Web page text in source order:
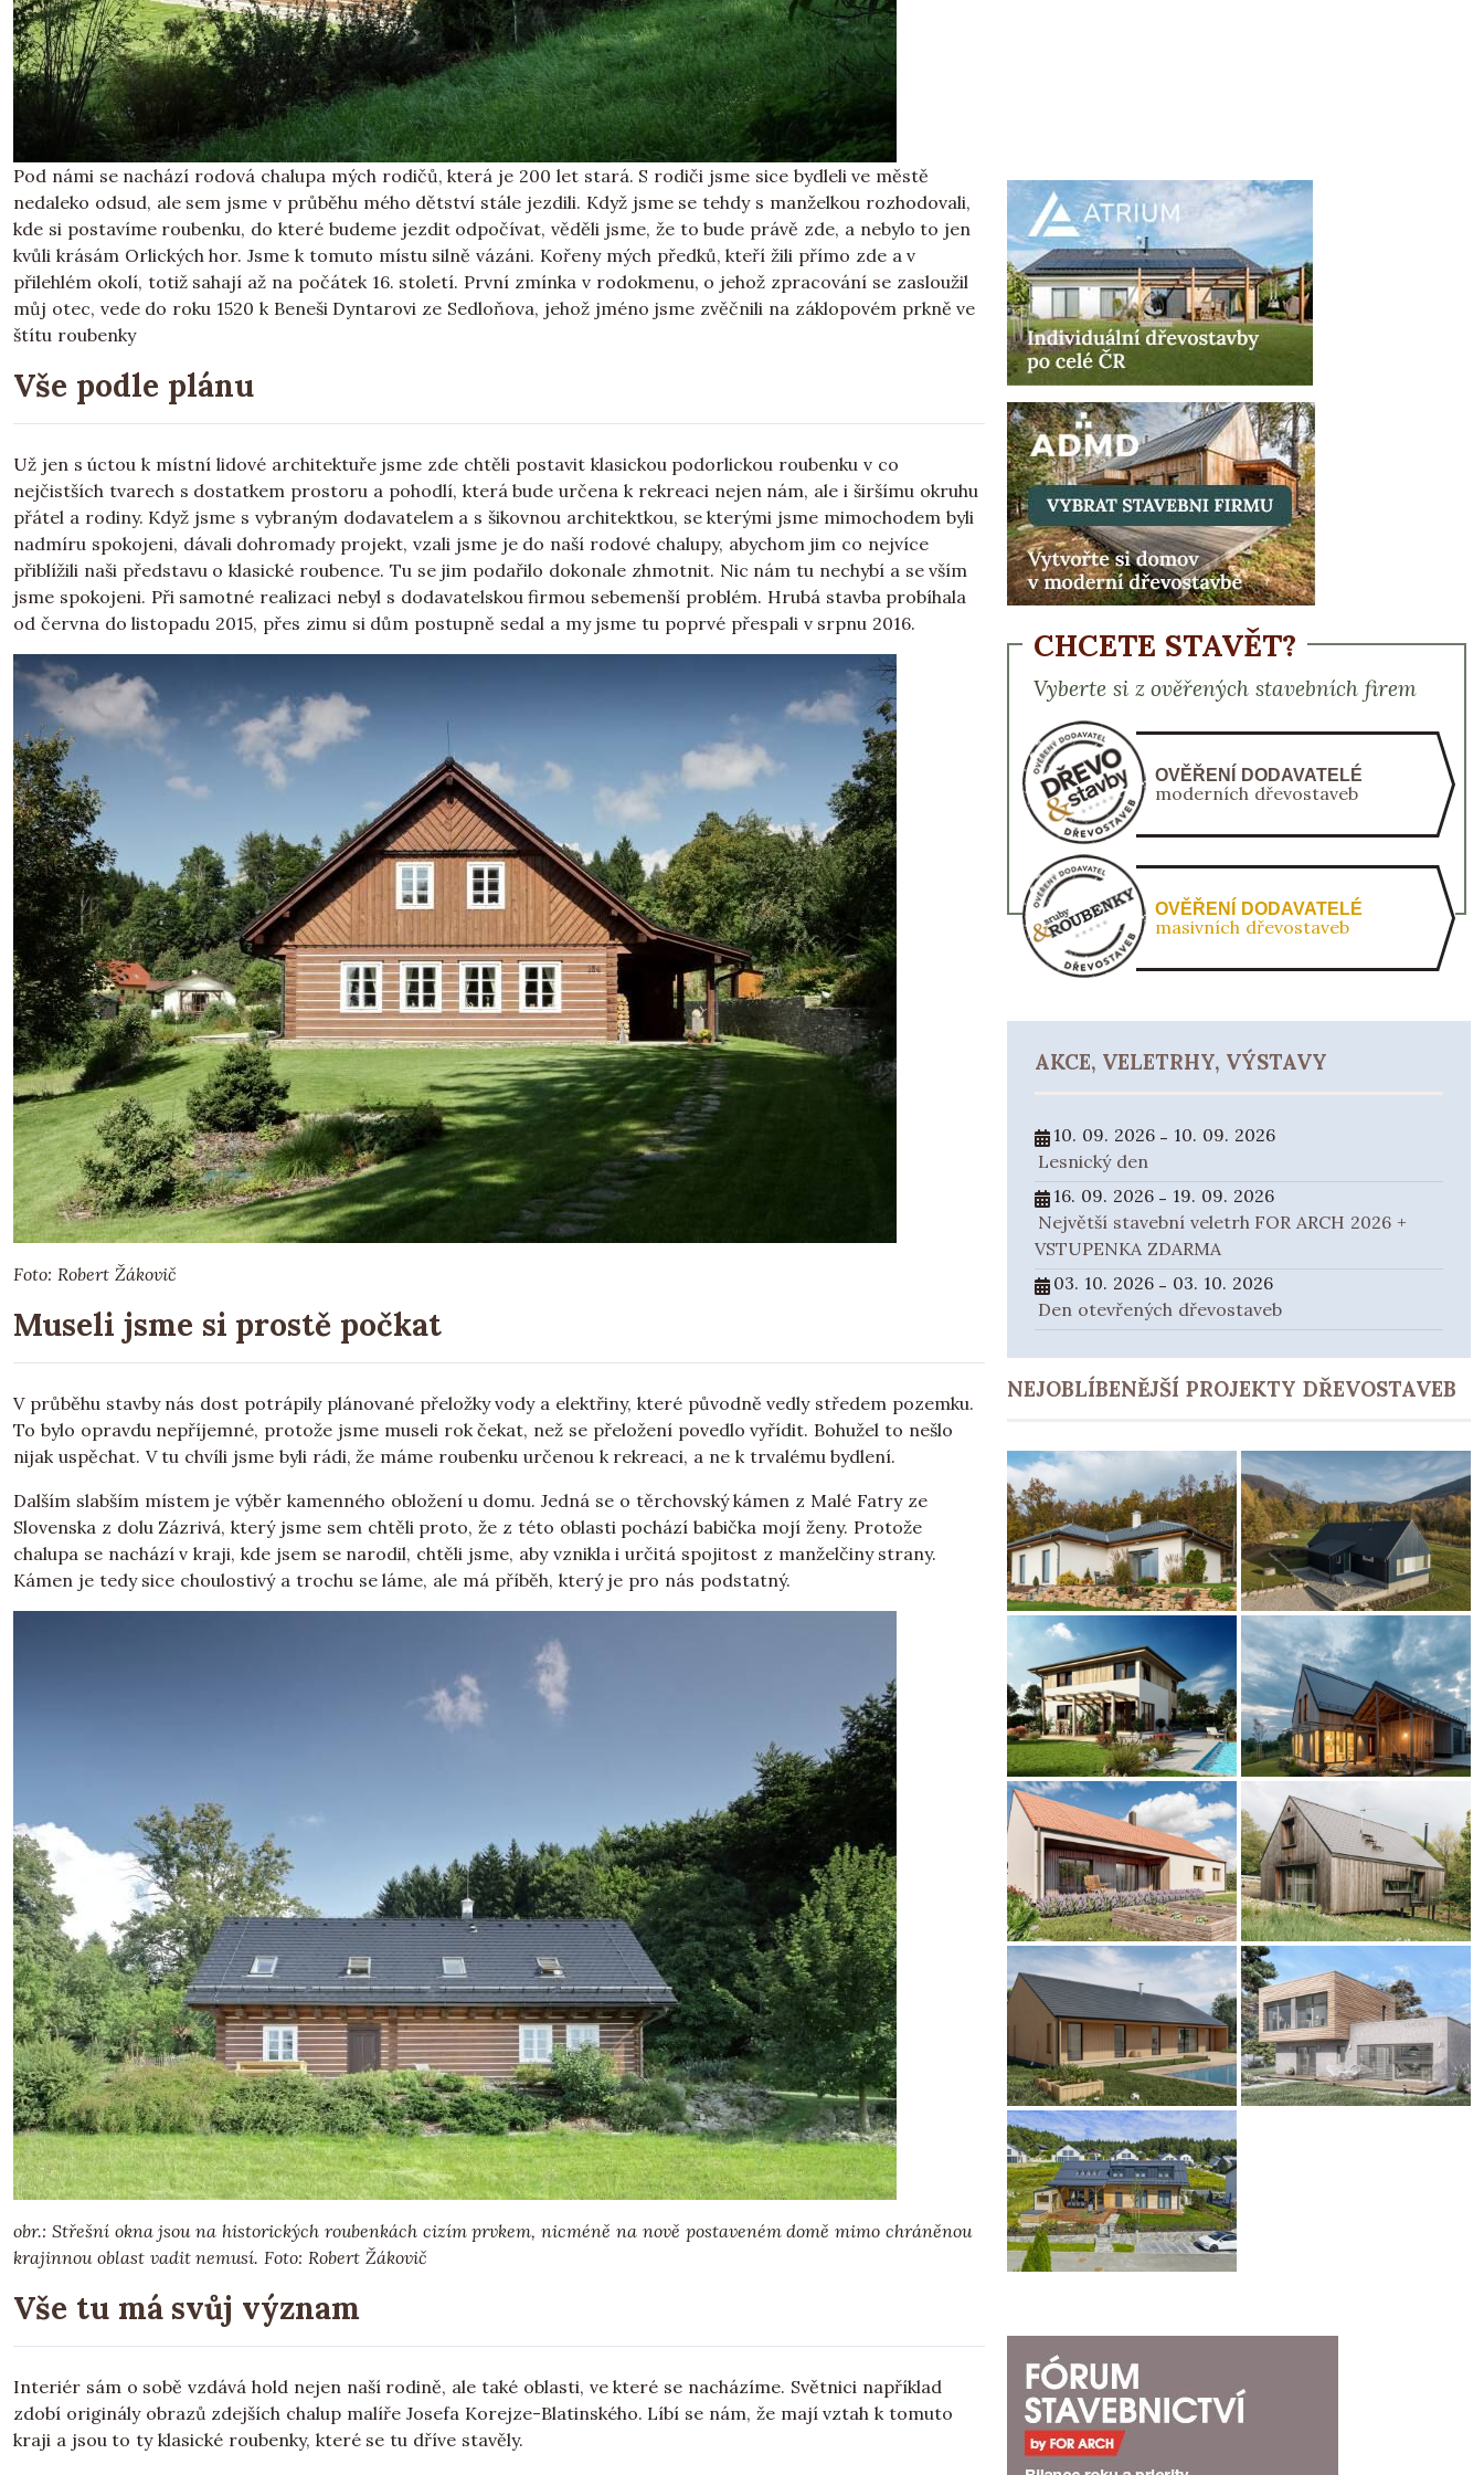
Pod námi se nachází rodová chalupa mých rodičů, která je 200 let stará. S rodiči jsme sice bydleli ve městě
nedaleko odsud, ale sem jsme v průběhu mého dětství stále jezdili. Když jsme se tehdy s manželkou rozhodovali,
kde si postavíme roubenku, do které budeme jezdit odpočívat, věděli jsme, že to bude právě zde, a nebylo to jen
kvůli krásám Orlických hor. Jsme k tomuto místu silně vázáni. Kořeny mých předků, kteří žili přímo zde a v
přilehlém okolí, totiž sahají až na počátek 16. století. První zmínka v rodokmenu, o jehož zpracování se zasloužil
můj otec, vede do roku 1520 k Beneši Dyntarovi ze Sedloňova, jehož jméno jsme zvěčnili na záklopovém prkně ve
štítu roubenky
Vše podle plánu
Už jen s úctou k místní lidové architektuře jsme zde chtěli postavit klasickou podorlickou roubenku v co
nejčistších tvarech s dostatkem prostoru a pohodlí, která bude určena k rekreaci nejen nám, ale i širšímu okruhu
přátel a rodiny. Když jsme s vybraným dodavatelem a s šikovnou architektkou, se kterými jsme mimochodem byli
nadmíru spokojeni, dávali dohromady projekt, vzali jsme je do naší rodové chalupy, abychom jim co nejvíce
přiblížili naši představu o klasické roubence. Tu se jim podařilo dokonale zhmotnit. Nic nám tu nechybí a se vším
jsme spokojeni. Při samotné realizaci nebyl s dodavatelskou firmou sebemenší problém. Hrubá stavba probíhala
od června do listopadu 2015, přes zimu si dům postupně sedal a my jsme tu poprvé přespali v srpnu 2016.
Foto: Robert Žákovič
Museli jsme si prostě počkat
V průběhu stavby nás dost potrápily plánované přeložky vody a elektřiny, které původně vedly středem pozemku.
To bylo opravdu nepříjemné, protože jsme museli rok čekat, než se přeložení povedlo vyřídit. Bohužel to nešlo
nijak uspěchat. V tu chvíli jsme byli rádi, že máme roubenku určenou k rekreaci, a ne k trvalému bydlení.
Dalším slabším místem je výběr kamenného obložení u domu. Jedná se o těrchovský kámen z Malé Fatry ze
Slovenska z dolu Zázrivá, který jsme sem chtěli proto, že z této oblasti pochází babička mojí ženy. Protože
chalupa se nachází v kraji, kde jsem se narodil, chtěli jsme, aby vznikla i určitá spojitost z manželčiny strany.
Kámen je tedy sice choulostivý a trochu se láme, ale má příběh, který je pro nás podstatný.
obr.: Střešní okna jsou na historických roubenkách cizím prvkem, nicméně na nově postaveném domě mimo chráněnou
krajinnou oblast vadit nemusí.Foto: Robert Žákovič
Vše tu má svůj význam
Interiér sám o sobě vzdává hold nejen naší rodině, ale také oblasti, ve které se nacházíme. Světnici například
zdobí originály obrazů zdejších chalup malíře Josefa Korejze-Blatinského. Líbí se nám, že mají vztah k tomuto
kraji a jsou to ty klasické roubenky, které se tu dříve stavěly.
CHCETE STAVĚT?
Vyberte si z ověřených stavebních firem
OVĚŘENÍ DODAVATELÉ
moderních dřevostaveb
OVĚŘENÍ DODAVATELÉ
masivních dřevostaveb
AKCE, VELETRHY, VÝSTAVY
10. 09. 2026- 10. 09. 2026
Lesnický den
16. 09. 2026- 19. 09. 2026
Největší stavební veletrh FOR ARCH 2026 +
VSTUPENKA ZDARMA
03. 10. 2026- 03. 10. 2026
Den otevřených dřevostaveb
NEJOBLÍBENĚJŠÍ PROJEKTY DŘEVOSTAVEB